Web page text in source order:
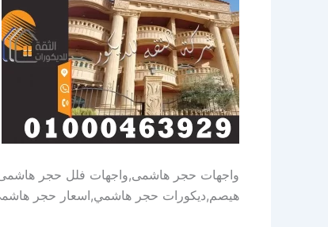
واجهات حجر هاشمى,واجهات فلل حجر
هيصم,ديكورات حجر هاشمي,اسعار حجر